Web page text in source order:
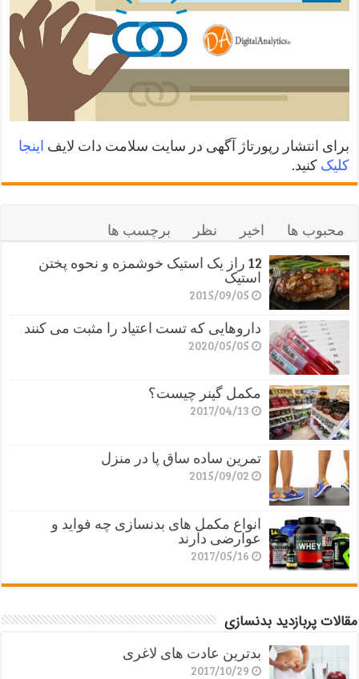
برای انتشار رپورتاژ آگهی در سایت سلامت دات لایف اینجا
کلیک کنید.
محبوب ها اخیر نظر
برچسب ها
12 راز یک استیک خوشمزه و نحوه پختن
استیک
2015/09/05
داروهایی که تست اعتیاد را مثبت می کنند
2020/05/05
مکمل گینر چیست؟
2017/04/13
تمرین ساده ساق پا در منزل
2015/09/02
انواع مکمل های بدنسازی چه فواید و
عوارضی دارند
2017/05/16
مقالات پربازدید بدنسازی
بدترین عادت های لاغری
2017/10/29